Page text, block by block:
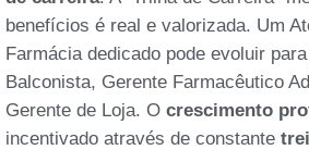
benefícios é real e valorizada. Um
Farmácia dedicado pode evoluir
Balconista, Gerente Farmacêutico
Gerente de Loja. O crescimento
incentivado através de constante